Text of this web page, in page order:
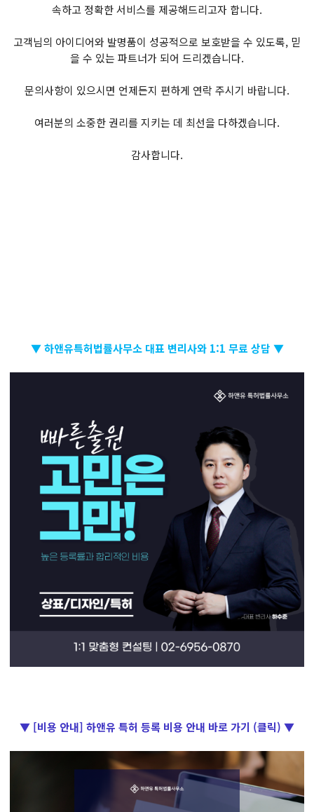
속하고 정확한 서비스를 제공해드리고자 합니다.
고객님의 아이디어와 발명품이 성공적으로 보호받을 수 있도록, 믿
을 수 있는 파트너가 되어 드리겠습니다.
문의사항이 있으시면 언제든지 편하게 연락 주시기 바랍니다.
여러분의 소중한 권리를 지키는 데 최선을 다하겠습니다.
감사합니다.
▼ 하앤유특허법률사무소 대표 변리사와 1:1 무료 상담 ▼
▼ [비용 안내] 하앤유 특허 등록 비용 안내 바로 가기 (클릭) ▼